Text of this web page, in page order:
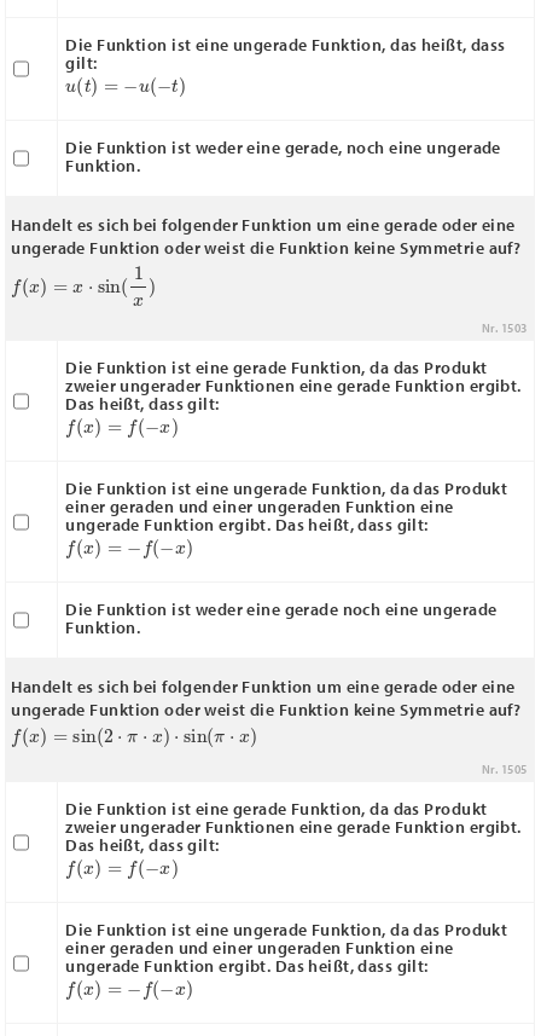
Die Funktion ist eine ungerade Funktion, das heißt, dass
gilt:
u(t) t
Die Funktion ist weder eine gerade, noch eine ungerade
Funktion.
Handelt es sich bei folgender Funktion um eine gerade oder eine
ungerade Funktion oder weist die Funktion keine Symmetrie auf?
(x )= 1 x)
Nr. 1503
Die Funktion ist eine gerade Funktion, da das Produkt
zweier ungerader Funktionen eine gerade Funktion ergibt.
Das heißt, dass gilt:
f(x)=f(−x)
Die Funktion ist eine ungerade Funktion, da das Produkt
einer geraden und einer ungeraden Funktion eine
ungerade Funktion ergibt. Das heißt, dass gilt:
f(x)=−f(− x)
Die Funktion ist weder eine gerade noch eine ungerade
Funktion.
Handelt es sich bei folgender Funktion um eine gerade oder eine
ungerade Funktion oder weist die Funktion keine Symmetrie auf?
f(x)= ( ⋅π sin π x
Nr. 1505
Die Funktion ist eine gerade Funktion, da das Produkt
zweier ungerader Funktionen eine gerade Funktion ergibt.
Das heißt, dass gilt:
f(x)=f(−x)
Die Funktion ist eine ungerade Funktion, da das Produkt
einer geraden und einer ungeraden Funktion eine
ungerade Funktion ergibt. Das heißt, dass gilt:
f(x)=−f(− x)